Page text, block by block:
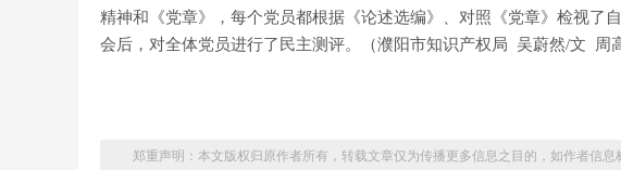
精神和《党章》，每个党员都根据《论述选编》、对照《党章》检视了
会后，对全体党员进行了民主测评。（濮阳市知识产权局 吴蔚然/文 周
郑重声明：本文版权归原作者所有，转载文章仅为传播更多信息之目的，如作者信息